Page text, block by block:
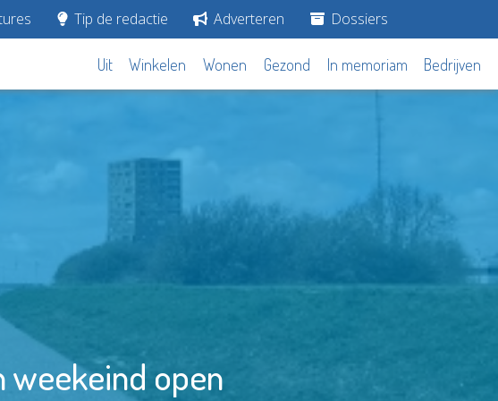
Tip de redactie Adverteren Dossiers
Uit Winkelen Wonen Gezond In memoriam Bedrijven
weekeind open